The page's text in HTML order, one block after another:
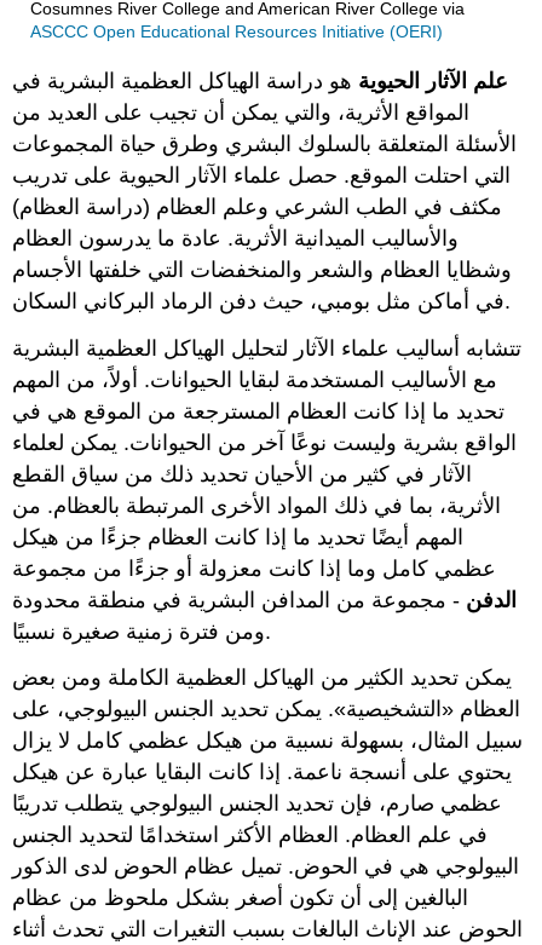
Cosumnes River College and American River Collegevia
ASCCC Open Educational Resources Initiative (OERI)
علم الآثار الحيوية هو دراسة الهياكل العظمية البشرية في
المواقع الأثرية، والتي يمكن أن تجيب على العديد من
الأسئلة المتعلقة بالسلوك البشري وطرق حياة المجموعات
التي احتلت الموقع. حصل علماء الآثار الحيوية على تدريب
مكثف في الطب الشرعي وعلم العظام (دراسة العظام)
والأساليب الميدانية الأثرية. عادة ما يدرسون العظام
وشظايا العظام والشعر والمنخفضات التي خلفتها الأجسام
في أماكن مثل بومبي، حيث دفن الرماد البركاني السكان.
تتشابه أساليب علماء الآثار لتحليل الهياكل العظمية البشرية
مع الأساليب المستخدمة لبقايا الحيوانات. أولاً، من المهم
تحديد ما إذا كانت العظام المسترجعة من الموقع هي في
الواقع بشرية وليست نوعًا آخر من الحيوانات. يمكن لعلماء
الآثار في كثير من الأحيان تحديد ذلك من سياق القطع
الأثرية، بما في ذلك المواد الأخرى المرتبطة بالعظام. من
المهم أيضًا تحديد ما إذا كانت العظام جزءًا من هيكل
عظمي كامل وما إذا كانت معزولة أو جزءًا من مجموعة
الدفن - مجموعة من المدافن البشرية في منطقة محدودة
ومن فترة زمنية صغيرة نسبيًا.
يمكن تحديد الكثير من الهياكل العظمية الكاملة ومن بعض
العظام «التشخيصية». يمكن تحديد الجنس البيولوجي، على
سبيل المثال، بسهولة نسبية من هيكل عظمي كامل لا يزال
يحتوي على أنسجة ناعمة. إذا كانت البقايا عبارة عن هيكل
عظمي صارم، فإن تحديد الجنس البيولوجي يتطلب تدريبًا
في علم العظام. العظام الأكثر استخدامًا لتحديد الجنس
البيولوجي هي في الحوض. تميل عظام الحوض لدى الذكور
البالغين إلى أن تكون أصغر بشكل ملحوظ من عظام
الحوض عند الإناث البالغات بسبب التغيرات التي تحدث أثناء